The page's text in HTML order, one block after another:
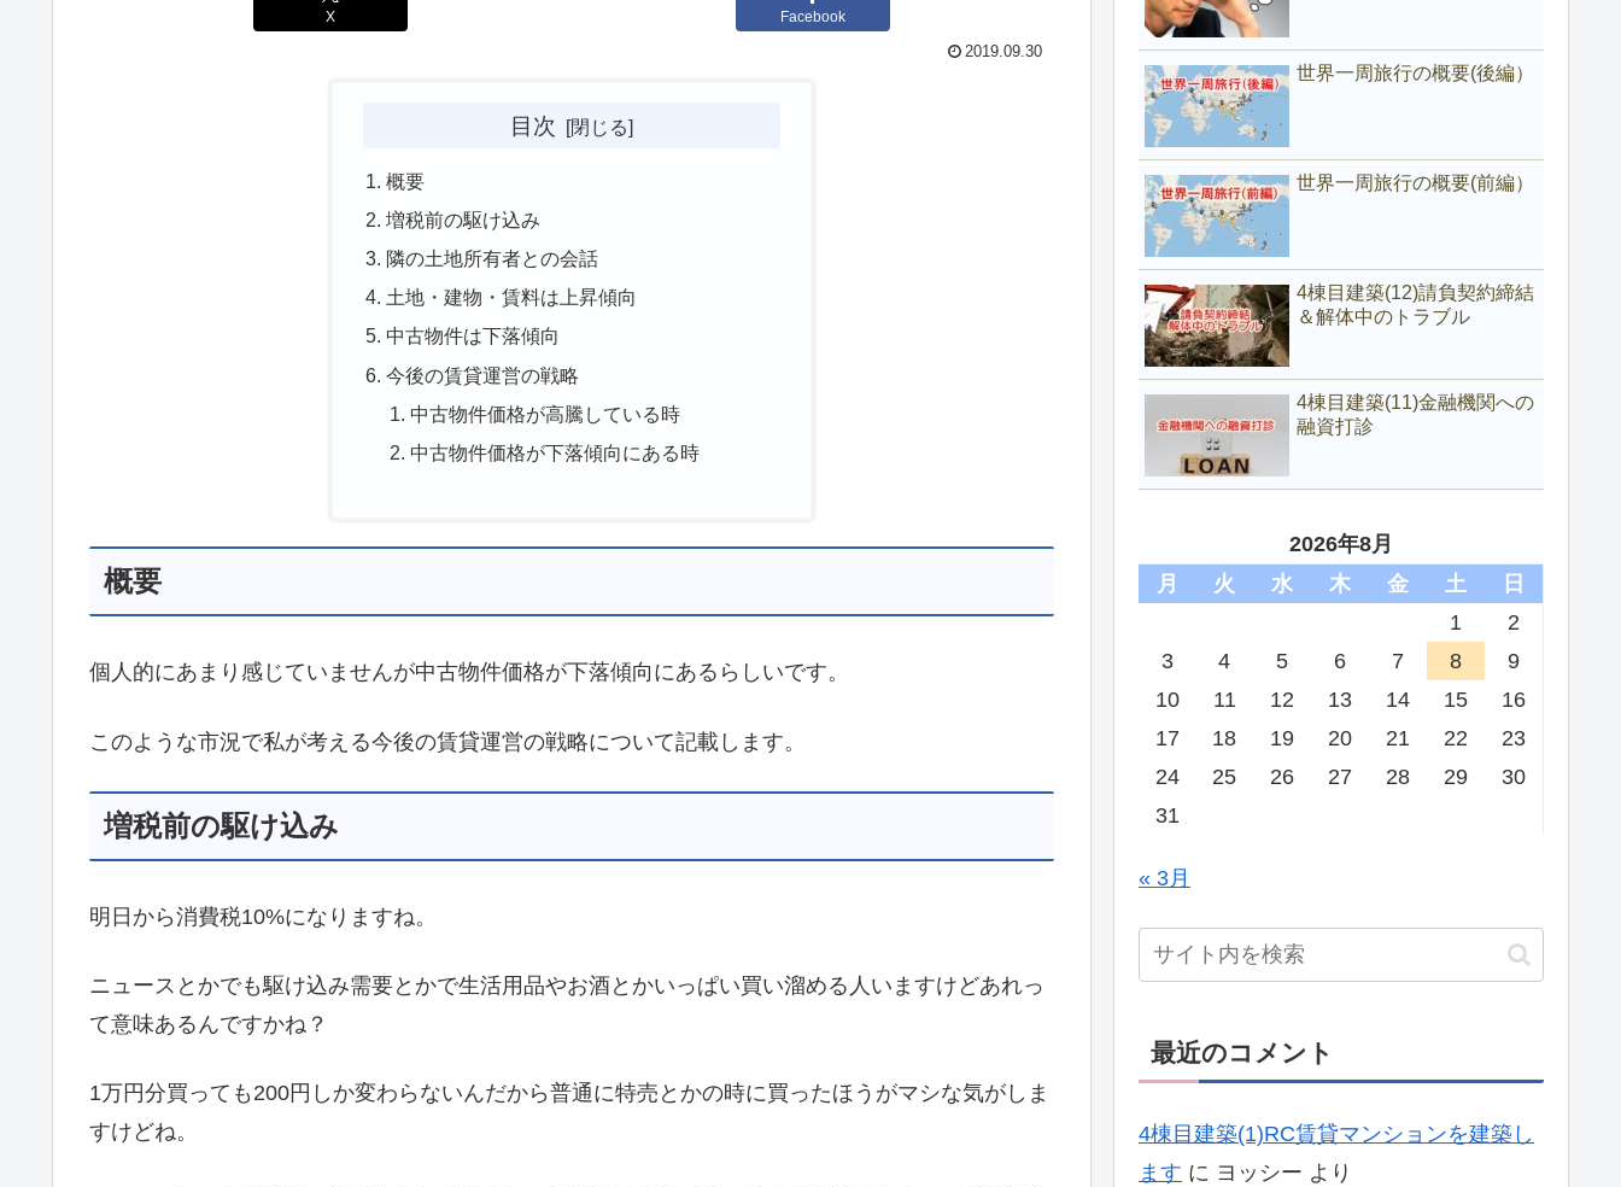
X Facebook
2019.09.30
目次
概要
増税前の駆け込み
隣の土地所有者との会話
土地・建物・賃料は上昇傾向
中古物件は下落傾向
今後の賃貸運営の戦略
中古物件価格が高騰している時
中古物件価格が下落傾向にある時
概要
個人的にあまり感じていませんが中古物件価格が下落傾向にあるらしいです。
このような市況で私が考える今後の賃貸運営の戦略について記載します。
増税前の駆け込み
明日から消費税10%になりますね。
ニュースとかでも駆け込み需要とかで生活用品やお酒とかいっぱい買い溜める人いますけどあれっ
て意味あるんですかね？
1万円分買っても200円しか変わらないんだから普通に特売とかの時に買ったほうがマシな気がしま
すけどね。
世界一周旅行の概要(後編）
世界一周旅行の概要(前編）
4棟目建築(12)請負契約締結
＆解体中のトラブル
4棟目建築(11)金融機関への
融資打診
2026年8月
月
火 水 木 金 土
日
1
2
3
4 5 6 7 8
9
10
11 12 13 14 15
16
17
18 19 20 21 22
23
24
25 26 27 28 29
30
31
« 3月
最近のコメント
4棟目建築(1)RC賃貸マンションを建築し
ます に ヨッシー より